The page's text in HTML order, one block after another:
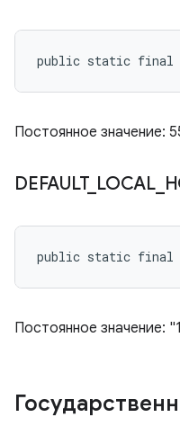
public static final int
Постоянное значение:
DEFAULT_ LOCAL_
public static final
Постоянное значение: